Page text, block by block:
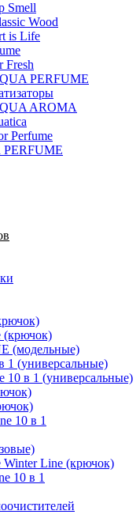
Smell
Wood
is Life
Fresh
PERFUME
AROMA
Perfume
(крючок)
(модельные)
1 (универсальные)
10 в 1 (универсальные)
10 в 1
Winter Line (крючок)
10 в 1